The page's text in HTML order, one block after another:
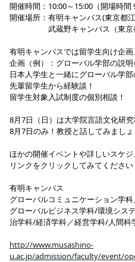
開催時間：10:00～15:00（開場時間
開催場所：有明キャンパス(東京都
武蔵野キャンパス（東京都
有明キャンパスでは留学生向け企画
企画（例）：グローバル学部の説明
日本人学生と一緒にグローバル学部
先輩留学生から経験談！
留学生対象入試制度の個別相談！
8月7日（日）は大学院言語文化研究
8月7日のみ！教授と話してみましょ
ほかの開催イベントや詳しいスケ
リンクをクリックしてみてください
有明キャンパス
グローバルコミュニケーション学
グローバルビジネス学科/環境シス
治学科/経済学科／経営学科/人間科
http://www.musashino-
u.ac.jp/admission/faculty/event/